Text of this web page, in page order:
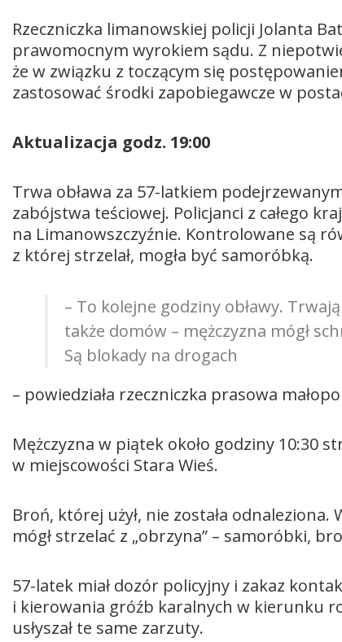
Rzeczniczka limanowskiej policji Jolanta
prawomocnym wyrokiem sądu. Z
że w związku z toczącym się
zastosować środki zapobiegawcze w
Aktualizacja godz. 19:00
Trwa obława za 57-latkiem
zabójstwa teściowej. Policjanci z całego
na Limanowszczyźnie. Kontrolowane są
z której strzelał, mogła być samoróbką.
– To kolejne godziny obławy.
także domów – mężczyzna mógł
Są blokady na drogach
– powiedziała rzeczniczka prasowa
Mężczyzna w piątek około godziny 10:30
w miejscowości Stara Wieś.
Broń, której użył, nie została
mógł strzelać z „obrzyna” – samoróbki,
57-latek miał dozór policyjny i zakaz
i kierowania gróźb karalnych w kierunku
usłyszał te same zarzuty.